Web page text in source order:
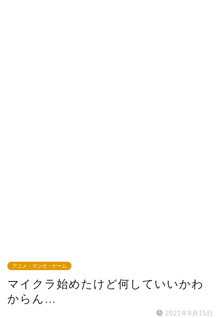
アニメ・マンガ・ゲーム
マイクラ始めたけど何していいかわ
からん…
2021年8月15日